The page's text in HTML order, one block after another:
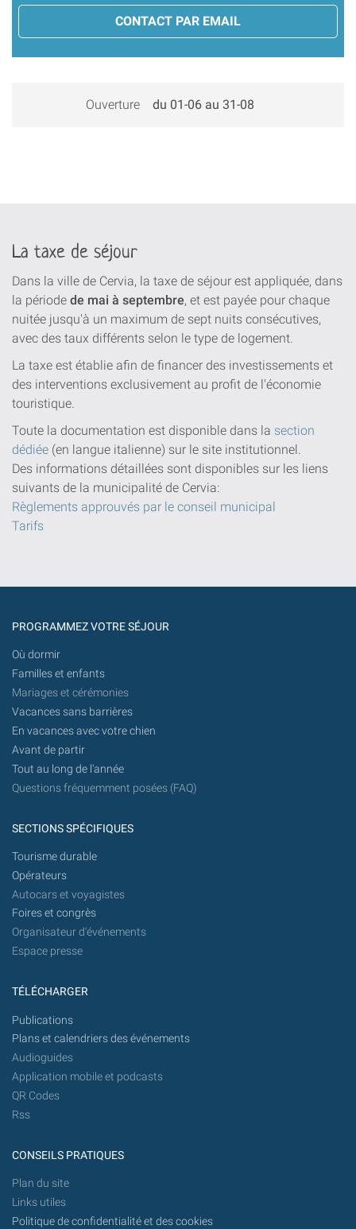
CONTACT PAR EMAIL
Ouverture du 01-06 au 31-08
La taxe de séjour
Dans la ville de Cervia, la taxe de séjour est appliquée, dans
la période de mai à septembre, et est payée pour chaque
nuitée jusqu'à un maximum de sept nuits consécutives,
avec des taux différents selon le type de logement.
La taxe est établie afin de financer des investissements et
des interventions exclusivement au profit de l'économie
touristique.
Toute la documentation est disponible dans la section
dédiée (en langue italienne) sur le site institutionnel.
Des informations détaillées sont disponibles sur les liens
suivants de la municipalité de Cervia:
Règlements approuvés par le conseil municipal
Tarifs
PROGRAMMEZ VOTRE SÉJOUR
Où dormir
Familles et enfants
Mariages et cérémonies
Vacances sans barrières
En vacances avec votre chien
Avant de partir
Tout au long de l'année
Questions fréquemment posées (FAQ)
SECTIONS SPÉCIFIQUES
Tourisme durable
Opérateurs
Autocars et voyagistes
Foires et congrès
Organisateur d'événements
Espace presse
TÉLÉCHARGER
Publications
Plans et calendriers des événements
Audioguides
Application mobile et podcasts
QR Codes
Rss
CONSEILS PRATIQUES
Plan du site
Links utiles
Politique de confidentialité et des cookies